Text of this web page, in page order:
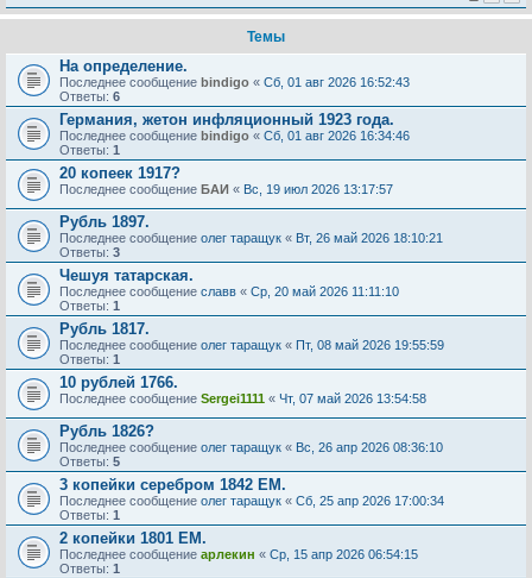
Темы
На определение.
Последнее сообщение bindigo « Сб, 01 авг 2026 16:52:43
Ответы: 6
Германия, жетон инфляционный 1923 года.
Последнее сообщение bindigo « Сб, 01 авг 2026 16:34:46
Ответы: 1
20 копеек 1917?
Последнее сообщение БАИ « Вс, 19 июл 2026 13:17:57
Рубль 1897.
Последнее сообщение олег таращук « Вт, 26 май 2026 18:10:21
Ответы: 3
Чешуя татарская.
Последнее сообщение славв « Ср, 20 май 2026 11:11:10
Ответы: 1
Рубль 1817.
Последнее сообщение олег таращук « Пт, 08 май 2026 19:55:59
Ответы: 1
10 рублей 1766.
Последнее сообщение Sergei1111 « Чт, 07 май 2026 13:54:58
Рубль 1826?
Последнее сообщение олег таращук « Вс, 26 апр 2026 08:36:10
Ответы: 5
3 копейки серебром 1842 ЕМ.
Последнее сообщение олег таращук « Сб, 25 апр 2026 17:00:34
Ответы: 1
2 копейки 1801 ЕМ.
Последнее сообщение арлекин « Ср, 15 апр 2026 06:54:15
Ответы: 1